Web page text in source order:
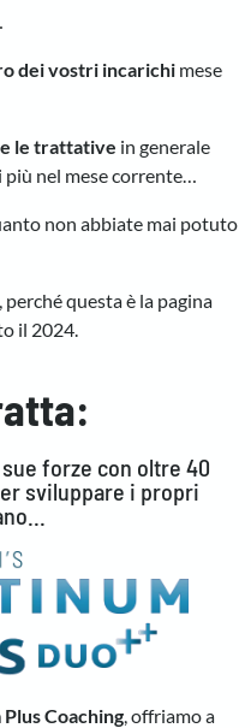
dei vostri incarichimese
le trattative in generale
nel mese corrente…
non abbiate mai potuto
questa è la pagina
il 2024.
forze con oltre 40
sviluppare i propri
Coaching, offriamo a